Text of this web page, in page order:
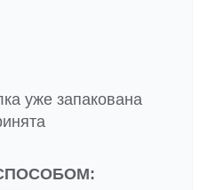
уже запакована